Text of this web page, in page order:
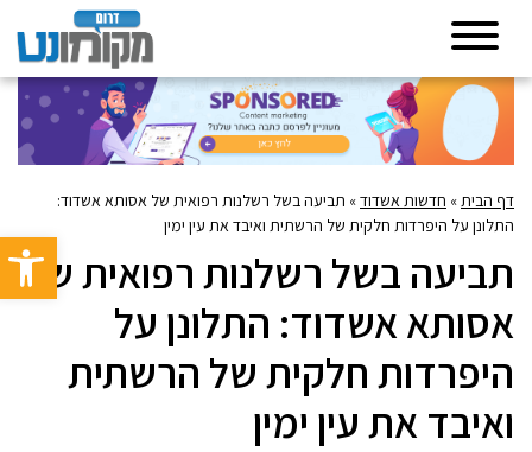
פתח
דף הבית» חדשות אשדוד» תביעה בשל רשלנות רפואית של אסותא אשדוד:
התלונן על היפרדות חלקית של הרשתית ואיבד את עין ימין
תביעה בשל רשלנות רפואית של
אסותא אשדוד: התלונן על
היפרדות חלקית של הרשתית
ואיבד את עין ימין